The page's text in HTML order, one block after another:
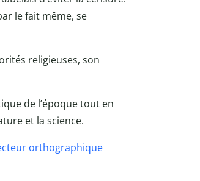
le fait même, se
religieuses, son
de l’époque tout en
et la science.
orthographique